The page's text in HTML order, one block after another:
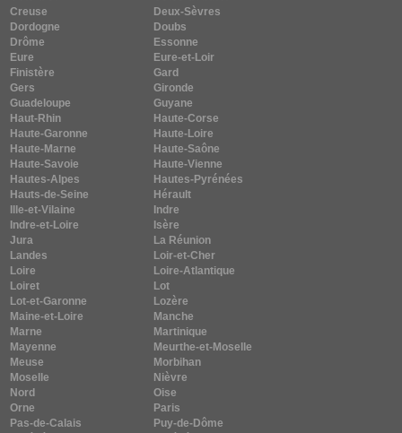
Creuse
Deux-Sèvres
Dordogne
Doubs
Drôme
Essonne
Eure
Eure-et-Loir
Finistère
Gard
Gers
Gironde
Guadeloupe
Guyane
Haut-Rhin
Haute-Corse
Haute-Garonne
Haute-Loire
Haute-Marne
Haute-Saône
Haute-Savoie
Haute-Vienne
Hautes-Alpes
Hautes-Pyrénées
Hauts-de-Seine
Hérault
Ille-et-Vilaine
Indre
Indre-et-Loire
Isère
Jura
La Réunion
Landes
Loir-et-Cher
Loire
Loire-Atlantique
Loiret
Lot
Lot-et-Garonne
Lozère
Maine-et-Loire
Manche
Marne
Martinique
Mayenne
Meurthe-et-Moselle
Meuse
Morbihan
Moselle
Nièvre
Nord
Oise
Orne
Paris
Pas-de-Calais
Puy-de-Dôme